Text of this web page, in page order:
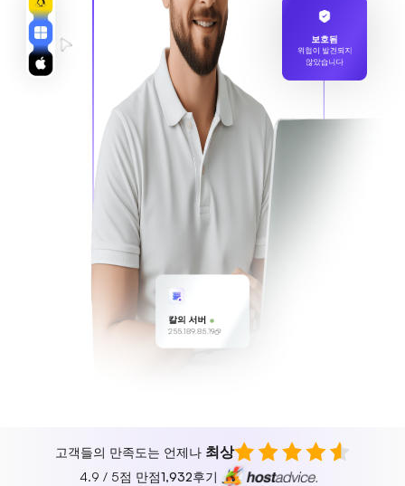
보호됨
위협이 발견되지
않았습니다
칼의 서버
255.189.85.19
고객들의 만족도는 언제나 최상
4.9 / 5점 만점1,932후기